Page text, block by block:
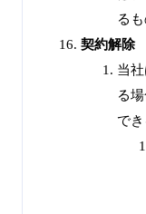
る
契約解除
当
る
で